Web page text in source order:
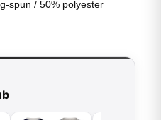
spun / 50% polyester